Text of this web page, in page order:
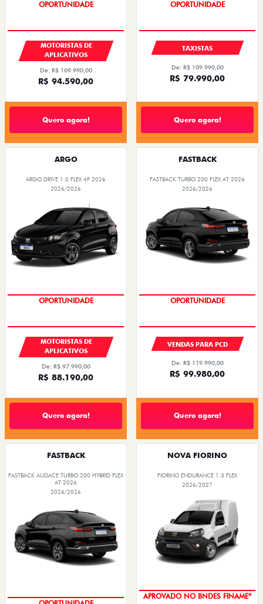
OPORTUNIDADE
MOTORISTAS DE
APLICATIVOS
De: R$ 109.990,00
R$ 94.590,00
Quero agora!
OPORTUNIDADE
TAXISTAS
De: R$ 109.990,00
R$ 79.990,00
Quero agora!
ARGO
ARGO DRIVE 1.0 FLEX 4P 2026
2026/2026
OPORTUNIDADE
MOTORISTAS DE
APLICATIVOS
De: R$ 97.990,00
R$ 88.190,00
Quero agora!
FASTBACK
FASTBACK TURBO 200 FLEX AT 2026
2026/2026
OPORTUNIDADE
VENDAS PARA PCD
De: R$ 119.990,00
R$ 99.980,00
Quero agora!
FASTBACK
FASTBACK AUDACE TURBO 200 HYBRID FLEX
AT 2026
2026/2026
NOVA FIORINO
FIORINO ENDURANCE 1.3 FLEX
2026/2027
APROVADO NO BNDES FINAME*